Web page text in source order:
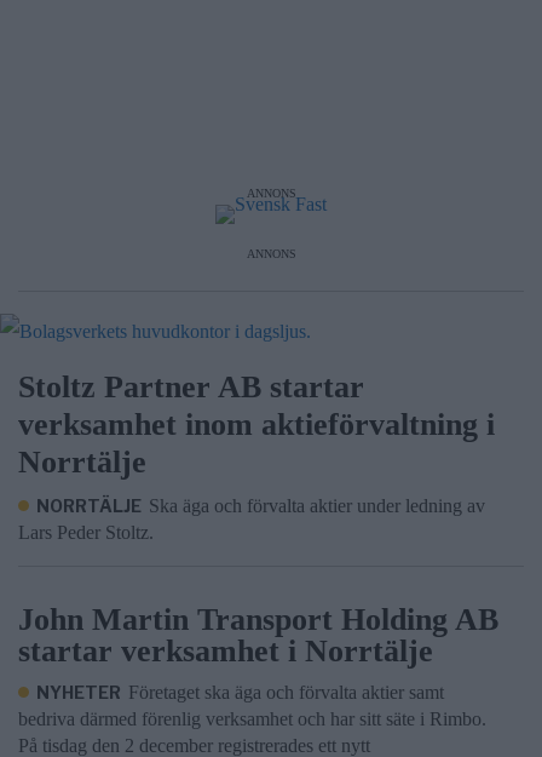
ANNONS
ANNONS
Stoltz Partner AB startar
verksamhet inom aktieförvaltning i
Norrtälje
NORRTÄLJE Ska äga och förvalta aktier under ledning av
Lars Peder Stoltz.
John Martin Transport Holding AB
startar verksamhet i Norrtälje
NYHETER Företaget ska äga och förvalta aktier samt
bedriva därmed förenlig verksamhet och har sitt säte i Rimbo.
På tisdag den 2 december registrerades ett nytt